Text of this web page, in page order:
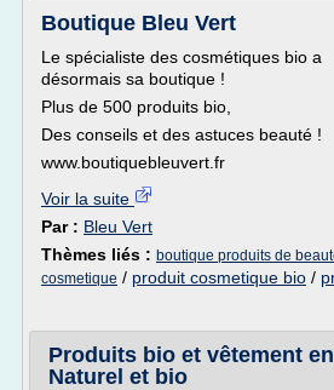
Boutique Bleu Vert
Le spécialiste des cosmétiques bio a
désormais sa boutique !
Plus de 500 produits bio,
Des conseils et des astuces beauté !
www.boutiquebleuvert.fr
Voir la suite
Par : Bleu Vert
Thèmes liés : boutique produits de
cosmetique / produit cosmetique bio /
Produits bio et vêtement
Naturel et bio